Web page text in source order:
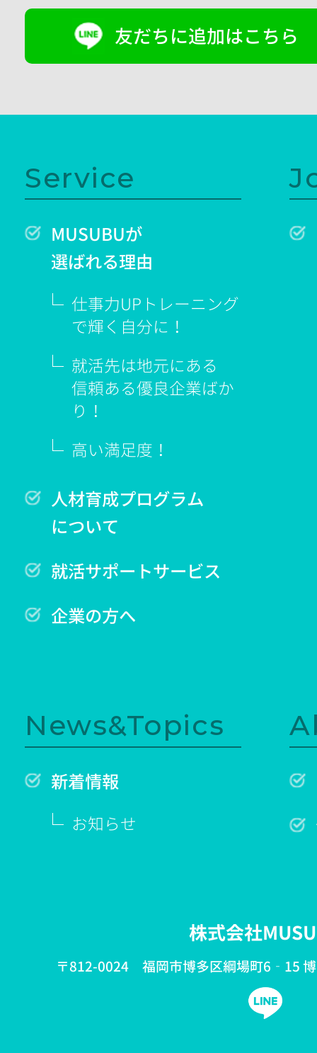
友だちに追加はこちら
Service
MUSUBUが
選ばれる理由
仕事力UPトレーニング
で輝く 自分に！
就活先は地元にある
信頼ある優良企業ばか
り！
高い満足度！
人材育成プログラム
について
就活サポートサービス
企業の方へ
News&Topics
新着情報
お知らせ
株式会社
〒812-0024 福岡市博多区綱場町6‐15